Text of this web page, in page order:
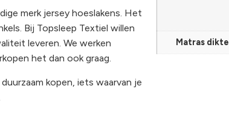
merk jersey hoeslakens. Het
Bij Topsleep Textiel willen
leveren. We werken
het dan ook graag.
kopen, iets waarvan je
Matras dikte